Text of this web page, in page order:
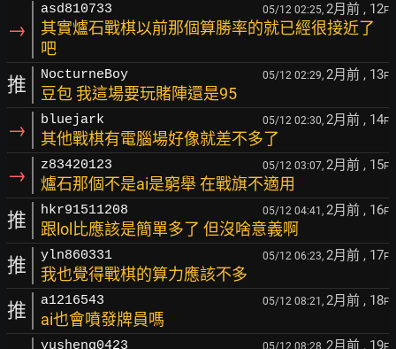
→
asd810733 05/12 02:25, 2月前 , 12F
其實爐石戰棋以前那個算勝率的就已經很接近了
吧
推 NocturneBoy 05/12 02:29, 2月前 , 13F
豆包 我這場要玩賭陣還是95
→ bluejark 05/12 02:30, 2月前 , 14F
其他戰棋有電腦場好像就差不多了
→ z83420123 05/12 03:07, 2月前 , 15F
爐石那個不是ai是窮舉 在戰旗不適用
推 hkr91511208 05/12 04:41, 2月前 , 16F
跟lol比應該是簡單多了 但沒啥意義啊
推 yln860331 05/12 06:23, 2月前 , 17F
我也覺得戰棋的算力應該不多
推 a1216543 05/12 08:21, 2月前 , 18F
ai也會噴發牌員嗎
yusheng0423 05/12 08:28, 2月前 , 19